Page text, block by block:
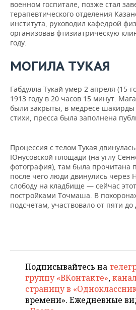
военном госпитале, позже стал
терапевтического отделения
института, руководил кафедрой
организовав фтизиатрическую
году.
МОГИЛА ТУКАЯ
Габдулла Тукай умер 2 апреля
1913 году в 20 часов 15 минут.
были закрыты, в медресе шакирды
стихи, пресса была заполнена
Процессия с телом Тукая
Юнусовской площади (на углу
фотография), там была прочитана
после чего люди двинулись через
слободу на кладбище — сейчас
постройками Точмаша. В
подсчетам, участвовало от пяти до
Подписывайтесь на
группу «ВКонтакте»,
страницу в
времени». Ежедневные